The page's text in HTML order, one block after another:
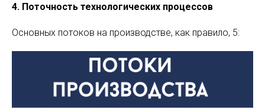
4. Поточность технологических процессов
Основных потоков на производстве, как правило, 5: